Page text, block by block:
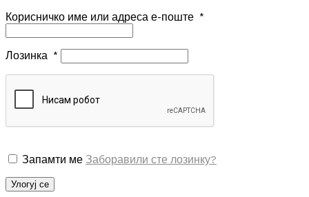
Корисничко име или адреса е-поште *
Лозинка *
Запамти ме Заборавили сте лозинку?
Улогуј се